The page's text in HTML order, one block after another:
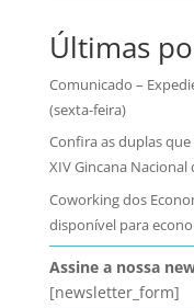
Últimas
Comunicado –
(sexta-feira)
Confira as duplas
XIV Gincana Nacional
Coworking dos
disponível para
Assine a nossa
[newsletter_form]